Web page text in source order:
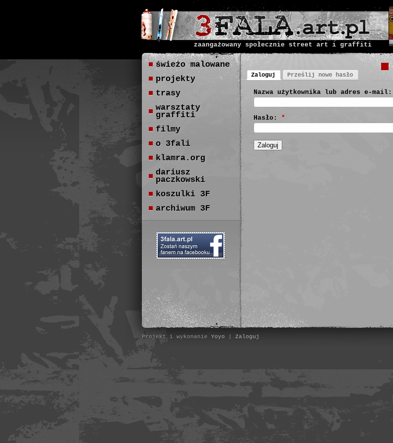
zaangażowany społecznie street art i graffiti
Zaloguj Prześlij nowe hasło
Nazwa użytkownika lub adres e-mail:
Hasło: *
świeżo malowane
projekty
trasy
warsztaty
graffiti
filmy
o 3fali
klamra.org
dariusz
paczkowski
koszulki 3F
archiwum 3F
Projekt i wykonanie Yoyo Zaloguj